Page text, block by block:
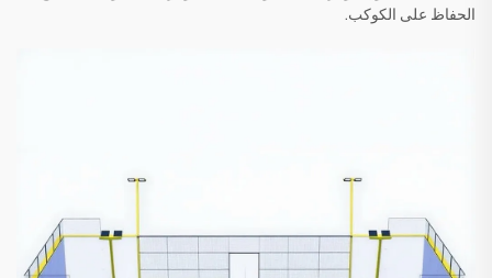
الحفاظ على الكوكب.